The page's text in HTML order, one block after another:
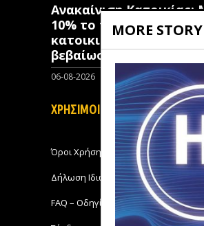
MORE STORY
Ανακαίνιση Κατοικίας:
10% το ποσοστό των
κατοικιών που έχουν
βεβαίωση ένταξης
06-08-2026
ΧΡΗΣΙΜΟΙ ΣΥΝΔΕΣΜΟΙ
Όροι Χρήσης
Δήλωση Ιδιωτικότητας
FAQ – Οδηγίες Χρήσης